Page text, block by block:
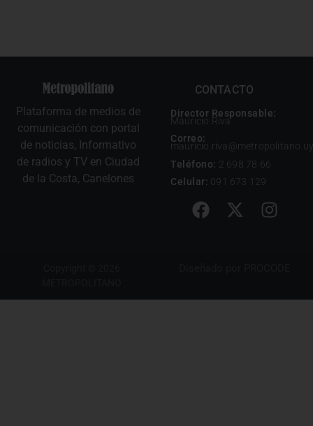
Plataforma de medios de
comunicación con portal
de noticias, Informativo
de radios y TV en Ciudad
de la Costa, Canelones
CONTACTO
Director Responsable:
Mauricio Riva
Correo:
mauricio.riva@metropolitano.uy
Teléfono: 2 698 78 66
Celular: 091 673 129